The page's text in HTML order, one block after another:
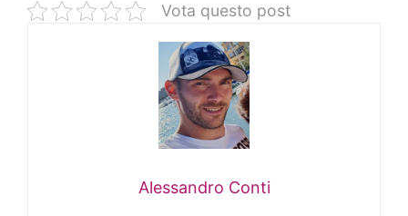
Vota questo post
Alessandro Conti